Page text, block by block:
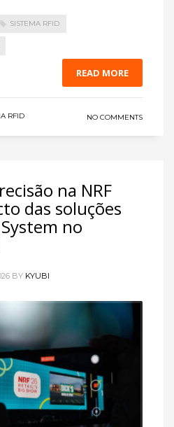
SISTEMA RFID
READ MORE
RFID NO COMMENTS
na NRF
das soluções
no
BY KYUBI